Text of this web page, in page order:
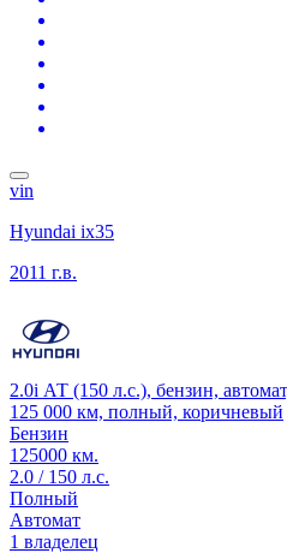
vin
Hyundai ix35
2011 г.в.
2.0i АТ (150 л.с.), бензин,
125 000 км, полный, коричневый
Бензин
125000 км.
2.0 / 150 л.с.
Полный
Автомат
1 владелец